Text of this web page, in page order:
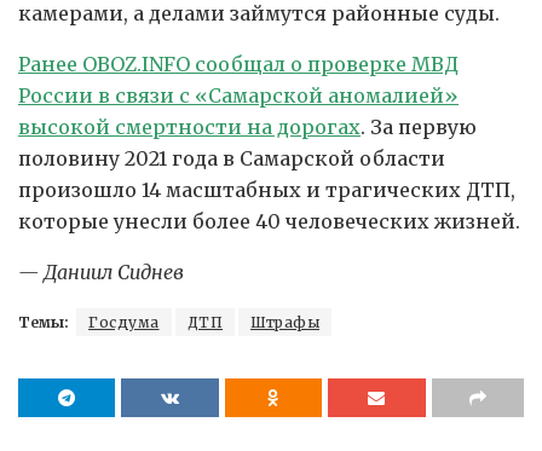
камерами, а делами займутся районные суды.
Ранее OBOZ.INFO сообщал о проверке МВД
России в связи с «Самарской аномалией»
высокой смертности на дорогах. За первую
половину 2021 года в Самарской области
произошло 14 масштабных и трагических ДТП,
которые унесли более 40 человеческих жизней.
— Даниил Сиднев
Темы: Госдума ДТП Штрафы